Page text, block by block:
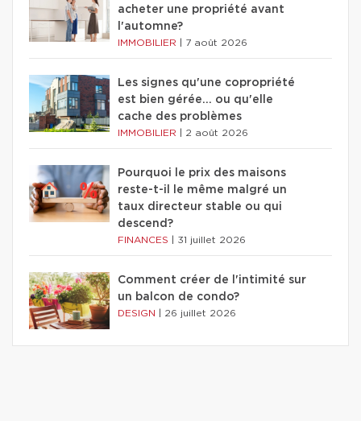
acheter une propriété avant
l'automne?
IMMOBILIER 7 août 2026
Les signes qu'une copropriété
est bien gérée… ou qu'elle
cache des problèmes
IMMOBILIER 2 août 2026
Pourquoi le prix des maisons
reste-t-il le même malgré un
taux directeur stable ou qui
descend?
FINANCES 31 juillet 2026
Comment créer de l'intimité sur
un balcon de condo?
DESIGN 26 juillet 2026